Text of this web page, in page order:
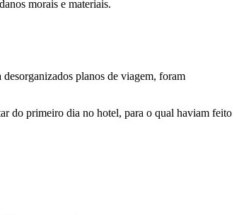
morais e materiais.
planos de viagem, foram
do primeiro dia no hotel, para o qual haviam feito